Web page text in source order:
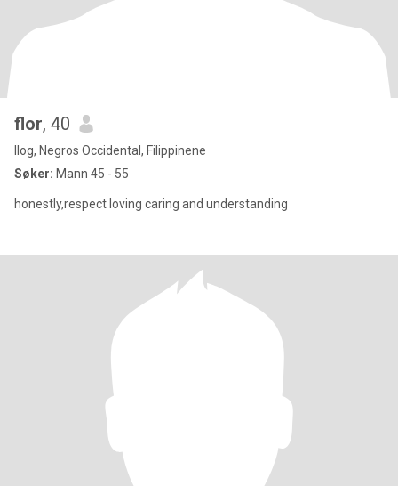
flor, 40
Ilog, Negros Occidental, Filippinene
Søker: Mann 45 - 55
honestly,respect loving caring and understanding